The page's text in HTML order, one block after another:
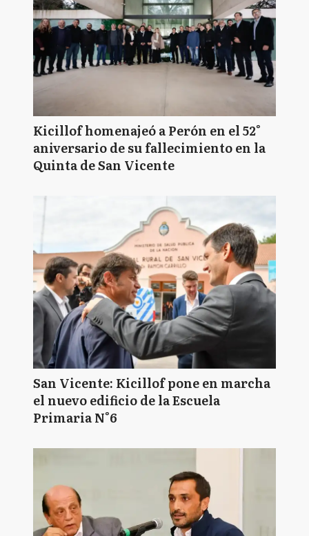
Kicillof homenajeó a Perón en el 52°
aniversario de su fallecimiento en la
Quinta de San Vicente
San Vicente: Kicillof pone en marcha
el nuevo edificio de la Escuela
Primaria N°6